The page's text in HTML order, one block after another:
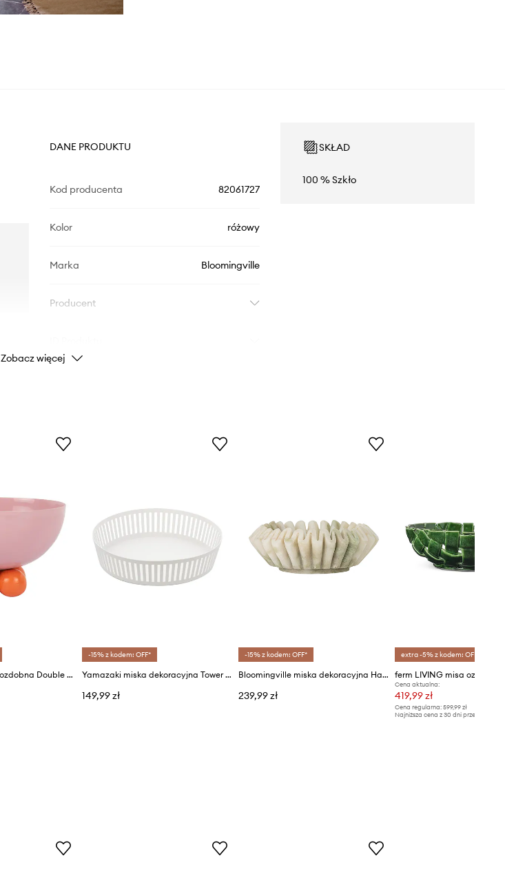
DANE PRODUKTU
Kod producenta 82061727
Kolor różowy
Marka Bloomingville
Producent
SKŁAD
100 % Szkło
Zobacz więcej
Present Time misa ozdobna Double Funky S/9,5 x 11,5 cm
-15% z kodem: OFF*
Yamazaki miska dekoracyjna Tower 25 cm
149,99 zł
-15% z kodem: OFF*
Bloomingville miska dekoracyjna Harmonia 100 ml
239,99 zł
extra -5% z kodem: OFF*
ferm LIVING misa ozdobna
Cena aktualna:
419,99 zł
Cena regularna: 599,99 zł
Najniższa cena z 30 dni przed obniżką: